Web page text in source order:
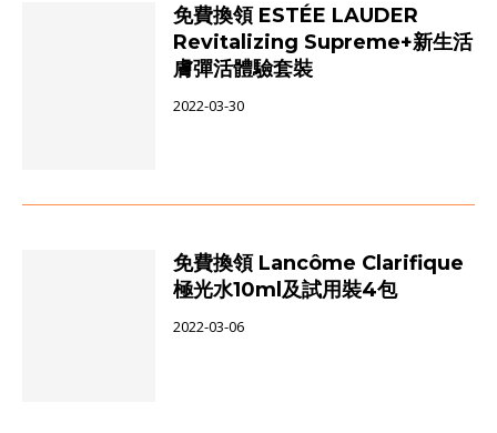
免費換領 ESTÉE LAUDER
Revitalizing Supreme+新生活
膚彈活體驗套裝
2022-03-30
免費換領 Lancôme Clarifique
極光水10ml及試用裝4包
2022-03-06